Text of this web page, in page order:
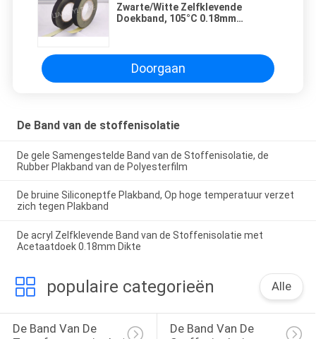
Zwarte/Witte Zelfklevende
Doekband, 105°C 0.18mm
Doorgaan
De Band van de stoffenisolatie
De gele Samengestelde Band van de Stoffenisolatie, de
Rubber Plakband van de Polyesterfilm
De bruine Siliconeptfe Plakband, Op hoge temperatuur verzet
zich tegen Plakband
De acryl Zelfklevende Band van de Stoffenisolatie met
Acetaatdoek 0.18mm Dikte
populaire categorieën Alle
De Band Van De
De Band Van De